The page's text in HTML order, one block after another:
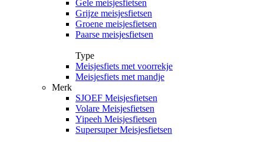
Gele meisjesfietsen
Grijze meisjesfietsen
Groene meisjesfietsen
Paarse meisjesfietsen
Type
Meisjesfiets met voorrekje
Meisjesfiets met mandje
Merk
SJOEF Meisjesfietsen
Volare Meisjesfietsen
Yipeeh Meisjesfietsen
Supersuper Meisjesfietsen